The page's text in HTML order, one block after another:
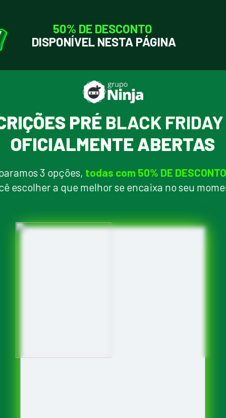
50% DE DESCONTO
DISPONÍVEL NESTA PÁGINA
PRÉ BLACK FRIDAY
OFICIALMENTE ABERTAS
3 opções, todas com 50% DE DESCONTO
escolher a que melhor se encaixa no seu